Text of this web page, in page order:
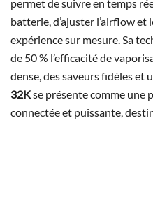
permet de suivre en temps
batterie, d’ajuster l’airflow
expérience sur mesure. Sa
de 50 % l’efficacité de
dense, des saveurs fidèles et
32Kse présente comme une
connectée et puissante,